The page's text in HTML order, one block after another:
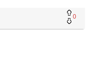
0